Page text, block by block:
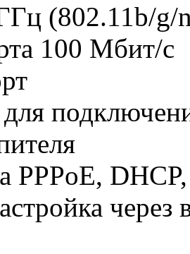
(802.11b/g/
100 Мбит/с
PPPoE,
через